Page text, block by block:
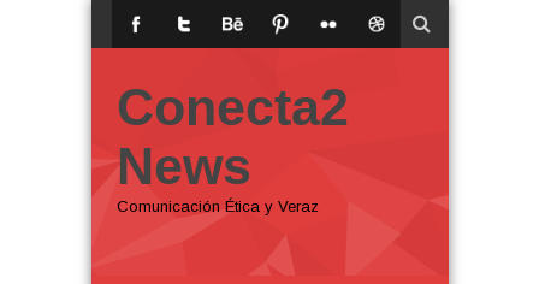
Conecta2
News
Comunicación Ética y Veraz